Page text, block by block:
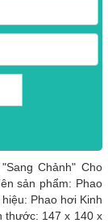
Chảnh" Cho
sản phẩm: Phao
Phao hơi Kinh
thước: 147 x 140 x